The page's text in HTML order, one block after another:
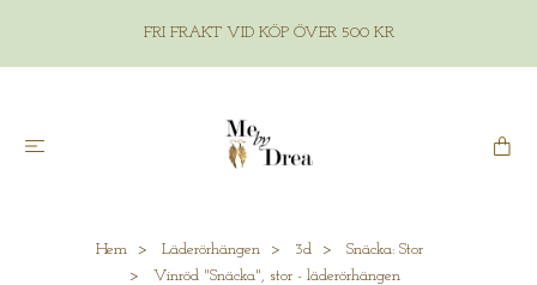
FRI FRAKT VID KÖP ÖVER 500 KR
Hem Läderörhängen 3d
Snäcka: Stor
Vinröd "Snäcka", stor - läderörhängen